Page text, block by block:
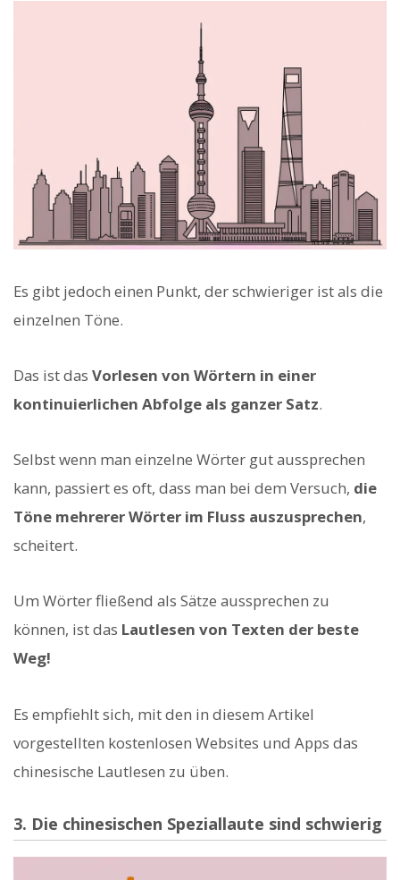
Es gibt jedoch einen Punkt, der schwieriger ist als die
einzelnen Töne.
Das ist das Vorlesen von Wörtern in einer
kontinuierlichen Abfolge als ganzer Satz.
Selbst wenn man einzelne Wörter gut aussprechen
kann, passiert es oft, dass man bei dem Versuch, die
Töne mehrerer Wörter im Fluss auszusprechen,
scheitert.
Um Wörter fließend als Sätze aussprechen zu
können, ist das Lautlesen von Texten der beste
Weg!
Es empfiehlt sich, mit den in diesem Artikel
vorgestellten kostenlosen Websites und Apps das
chinesische Lautlesen zu üben.
3. Die chinesischen Speziallaute sind schwierig